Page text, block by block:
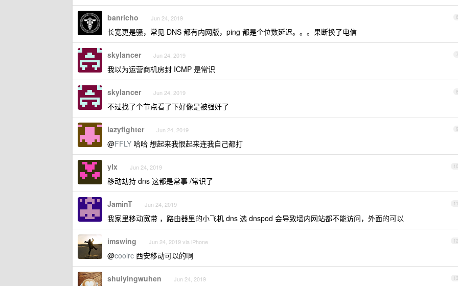
6
banricho Jun 24, 2019
长宽更是骚，常见 DNS 都有内网版，ping 都是个位数延迟。。。果断换了电信
7
skylancer Jun 24, 2019
我以为运营商机房封 ICMP 是常识
8
skylancer Jun 24, 2019
不过找了个节点看了下好像是被强奸了
9
lazyfighter Jun 24, 2019
@FFLY 哈哈 想起来我恨起来连我自己都打
10
ylx Jun 24, 2019
移动劫持 dns 这都是常事 /常识了
11
JaminT Jun 24, 2019
我家里移动宽带 ，路由器里的小飞机 dns 选 dnspod 会导致墙内网站都不能访问，外面的可以
12
imswing Jun 24, 2019 via iPhone
@coolrc 西安移动可以的啊
13
shuiyingwuhen Jun 24, 2019